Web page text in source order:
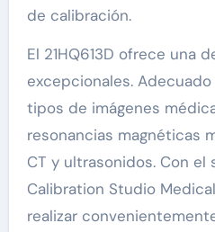
de calibración.
El 21HQ613D ofrece una
excepcionales.
tipos de imágenes
resonancias magnéticas
CT y ultrasonidos. Con el
Calibration Studio
realizar